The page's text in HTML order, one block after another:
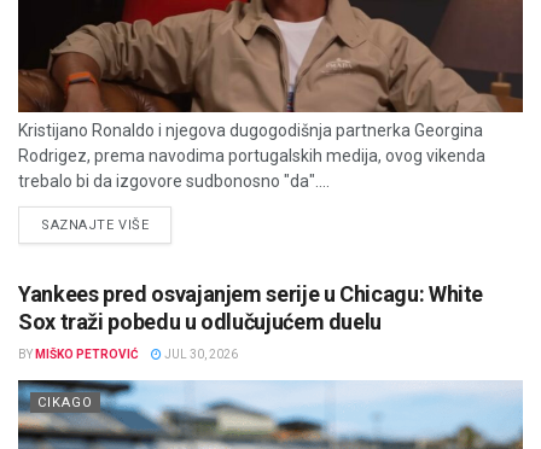
Kristijano Ronaldo i njegova dugogodišnja partnerka Georgina
Rodrigez, prema navodima portugalskih medija, ovog vikenda
trebalo bi da izgovore sudbonosno "da"....
SAZNAJTE VIŠEDETAILS
Yankees pred osvajanjem serije u Chicagu: White
Sox traži pobedu u odlučujućem duelu
BY MIŠKO PETROVIĆ JUL 30, 2026
CIKAGO